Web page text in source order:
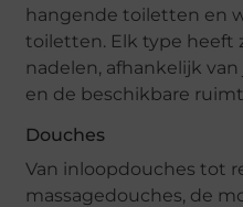
hangende toiletten en
toiletten. Elk type heeft
nadelen, afhankelijk
en de beschikbare
Douches
Van inloopdouches tot
massagedouches, de